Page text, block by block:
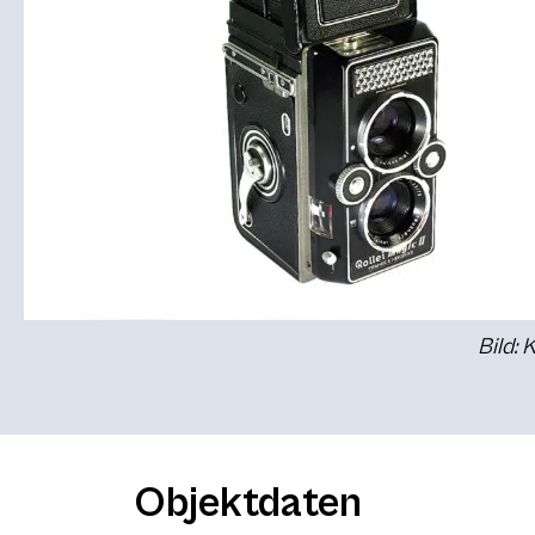
Bild:
Objektdaten